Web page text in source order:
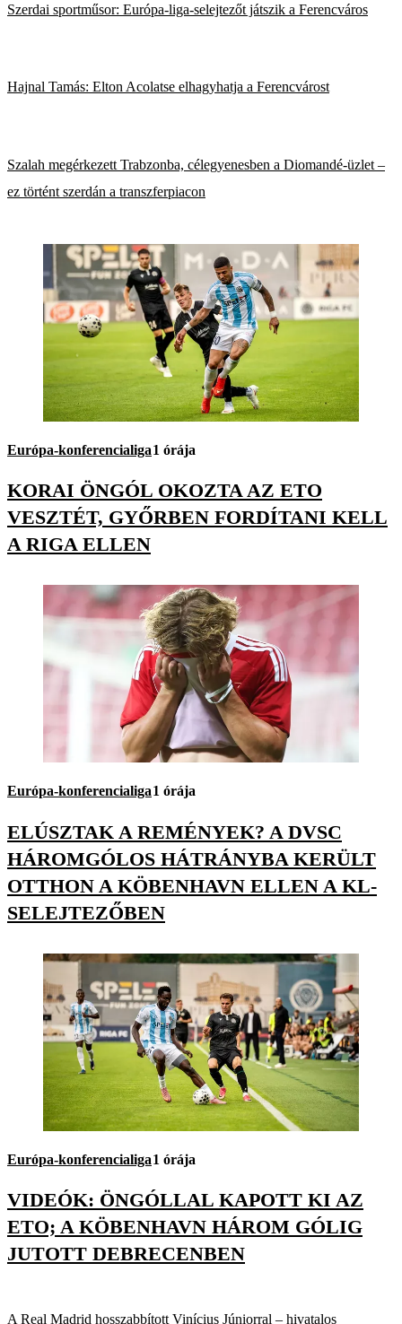
Szerdai sportműsor: Európa-liga-selejtezőt játszik a Ferencváros
Hajnal Tamás: Elton Acolatse elhagyhatja a Ferencvárost
Szalah megérkezett Trabzonba, célegyenesben a Diomandé-üzlet –
ez történt szerdán a transzferpiacon
Európa-konferencialiga1 órája
KORAI ÖNGÓL OKOZTA AZ ETO
VESZTÉT, GYŐRBEN FORDÍTANI KELL
A RIGA ELLEN
Európa-konferencialiga1 órája
ELÚSZTAK A REMÉNYEK? A DVSC
HÁROMGÓLOS HÁTRÁNYBA KERÜLT
OTTHON A KÖBENHAVN ELLEN A KL-
SELEJTEZŐBEN
Európa-konferencialiga1 órája
VIDEÓK: ÖNGÓLLAL KAPOTT KI AZ
ETO; A KÖBENHAVN HÁROM GÓLIG
JUTOTT DEBRECENBEN
A Real Madrid hosszabbított Vinícius Júniorral – hivatalos